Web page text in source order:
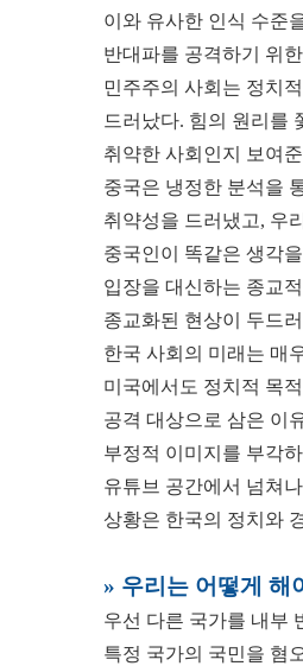
이와 유사한 인식 수준
반대파를 공격하기 위
민주주의 사회는 정치
드러났다. 힘의 원리를
취약한 사회인지 보여
중국은 냉정한 분석을
취약성을 드러냈고, 우
중국인이 똑같은 생각
입장을 대신하는 종교
종교화된 현상이 두드
한국 사회의 미래는 매
미국에서도 정치적 목
공격 대상으로 삼은 이
부정적 이미지를 부각
유튜브 공간에서 넘쳐
상황은 한국의 정치와
» 우리는 어떻게 해
우선 다른 국가를 내부
특정 국가의 국민을 혐